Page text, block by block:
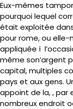
Eux-mêmes
pourquoi lequel
était exploitée
pour rome, ou elle-
appliquée í
même son’argent
capital, multiples
pays et aux gens.
appoint de la, , par
nombreux endroit